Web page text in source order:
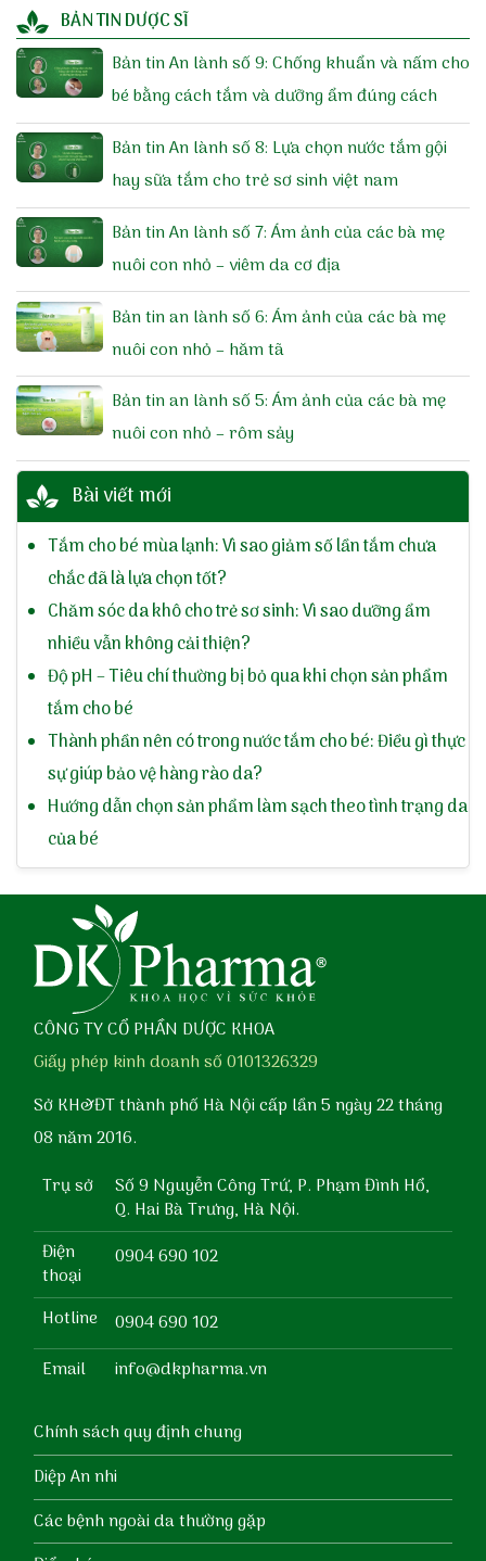
BẢN TIN DƯỢC SĨ
Bản tin An lành số 9: Chống khuẩn và nấm cho
bé bằng cách tắm và dưỡng ẩm đúng cách
Bản tin An lành số 8: Lựa chọn nước tắm gội
hay sữa tắm cho trẻ sơ sinh việt nam
Bản tin An lành số 7: Ám ảnh của các bà mẹ
nuôi con nhỏ – viêm da cơ địa
Bản tin an lành số 6: Ám ảnh của các bà mẹ
nuôi con nhỏ – hăm tã
Bản tin an lành số 5: Ám ảnh của các bà mẹ
nuôi con nhỏ – rôm sảy
Bài viết mới
Tắm cho bé mùa lạnh: Vì sao giảm số lần tắm chưa
chắc đã là lựa chọn tốt?
Chăm sóc da khô cho trẻ sơ sinh: Vì sao dưỡng ẩm
nhiều vẫn không cải thiện?
Độ pH – Tiêu chí thường bị bỏ qua khi chọn sản phẩm
tắm cho bé
Thành phần nên có trong nước tắm cho bé: Điều gì thực
sự giúp bảo vệ hàng rào da?
Hướng dẫn chọn sản phẩm làm sạch theo tình trạng da
của bé
CÔNG TY CỔ PHẦN DƯỢC KHOA
Giấy phép kinh doanh số 0101326329
Sở KH&ĐT thành phố Hà Nội cấp lần 5 ngày 22 tháng
08 năm 2016.
Trụ sở
Số 9 Nguyễn Công Trứ, P. Phạm Đình Hổ,
Q. Hai Bà Trưng, Hà Nội.
Điện
thoại
0904 690 102
Hotline
0904 690 102
Email
info@dkpharma.vn
Chính sách quy định chung
Diệp An nhi
Các bệnh ngoài da thường gặp